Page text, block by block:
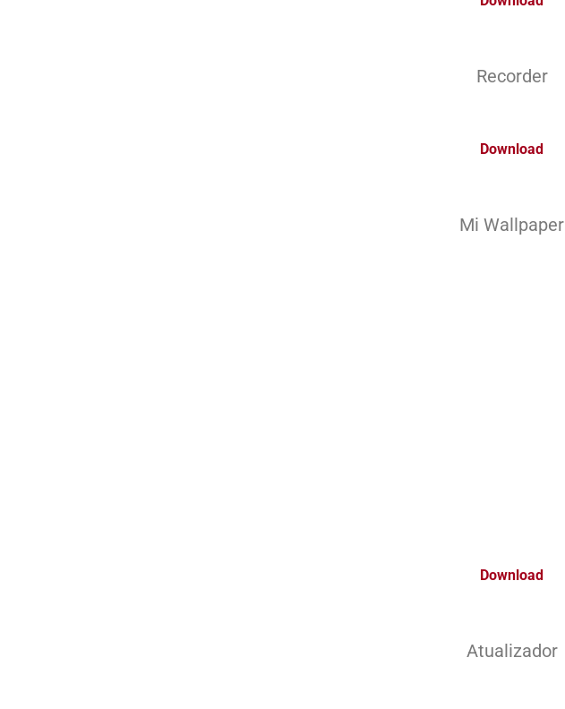
Recorder
Download
Mi Wallpaper
Download
Atualizador